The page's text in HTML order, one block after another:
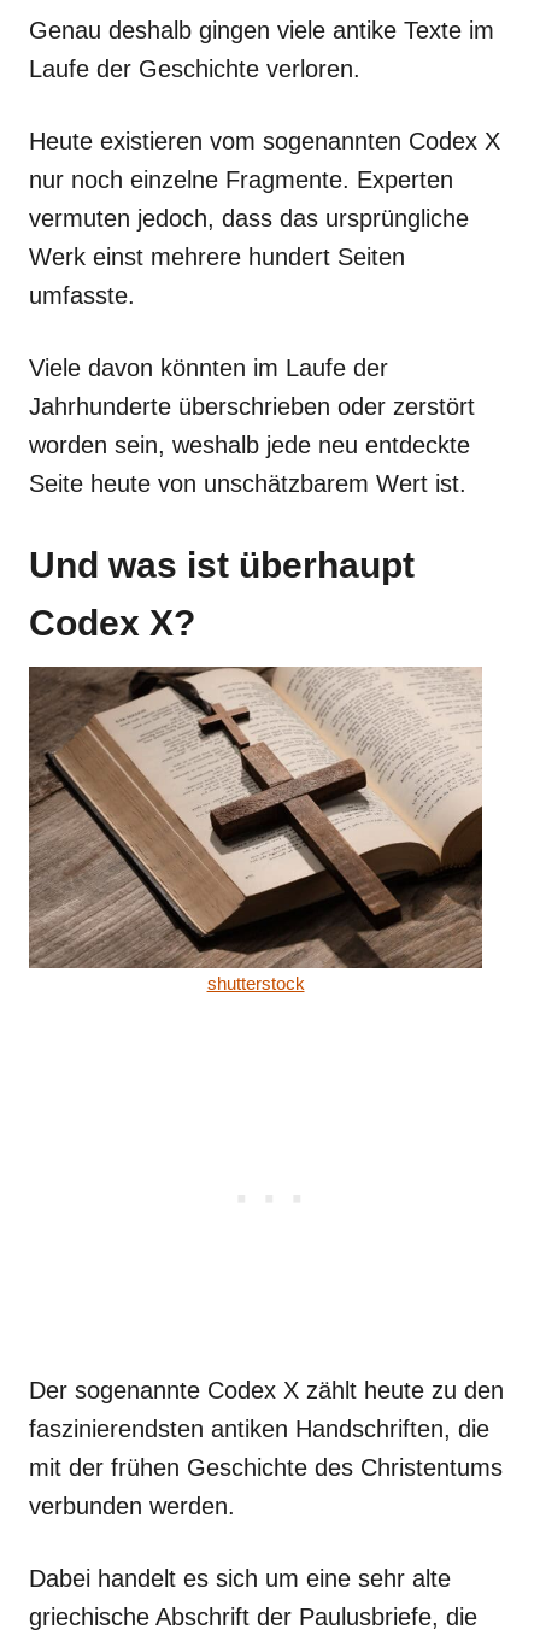
Genau deshalb gingen viele antike Texte im
Laufe der Geschichte verloren.
Heute existieren vom sogenannten Codex X
nur noch einzelne Fragmente. Experten
vermuten jedoch, dass das ursprüngliche
Werk einst mehrere hundert Seiten
umfasste.
Viele davon könnten im Laufe der
Jahrhunderte überschrieben oder zerstört
worden sein, weshalb jede neu entdeckte
Seite heute von unschätzbarem Wert ist.
Und was ist überhaupt
Codex X?
shutterstock
Der sogenannte Codex X zählt heute zu den
faszinierendsten antiken Handschriften, die
mit der frühen Geschichte des Christentums
verbunden werden.
Dabei handelt es sich um eine sehr alte
griechische Abschrift der Paulusbriefe, die